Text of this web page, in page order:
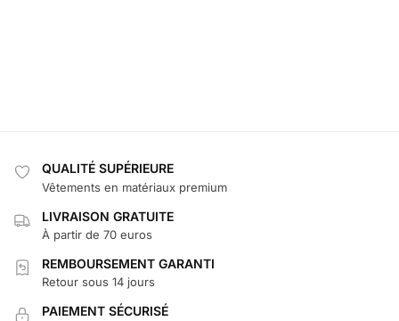
QUALITÉ SUPÉRIEURE
Vêtements en matériaux premium
LIVRAISON GRATUITE
À partir de 70 euros
REMBOURSEMENT GARANTI
Retour sous 14 jours
PAIEMENT SÉCURISÉ